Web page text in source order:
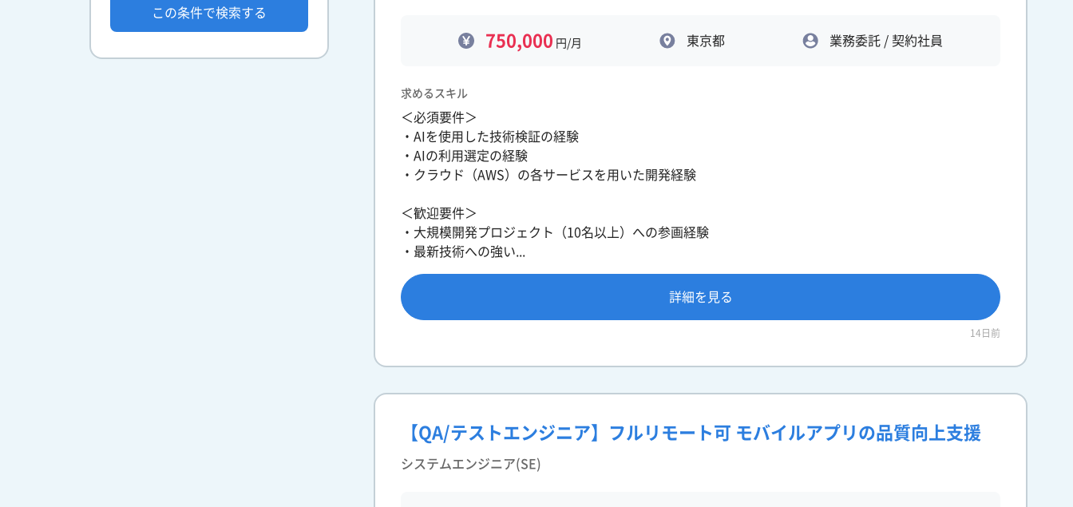
750,000 円/月 東京都 業務委託 / 契約社員
求めるスキル
＜必須要件＞
・AIを使用した技術検証の経験
・AIの利用選定の経験
・クラウド（AWS）の各サービスを用いた開発経験
＜歓迎要件＞
・大規模開発プロジェクト（10名以上）への参画経験
・最新技術への強い...
詳細を見る
14日前
【QA/テストエンジニア】フルリモート可 モバイルアプリの品質向上支援
システムエンジニア(SE)